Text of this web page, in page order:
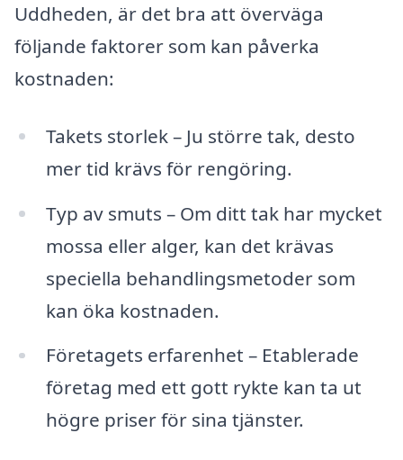
Uddheden, är det bra att överväga
följande faktorer som kan påverka
kostnaden:
Takets storlek – Ju större tak, desto
mer tid krävs för rengöring.
Typ av smuts – Om ditt tak har mycket
mossa eller alger, kan det krävas
speciella behandlingsmetoder som
kan öka kostnaden.
Företagets erfarenhet – Etablerade
företag med ett gott rykte kan ta ut
högre priser för sina tjänster.